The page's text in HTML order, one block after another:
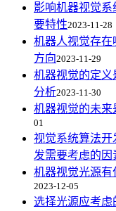
影响机器视觉
要特性2023-11-28
机器人视觉存在
方向2023-11-29
机器视觉的定
分析2023-11-30
机器视觉的未来
01
视觉系统算法
发需要考虑的因
机器视觉光源有
2023-12-05
选择光源应考虑